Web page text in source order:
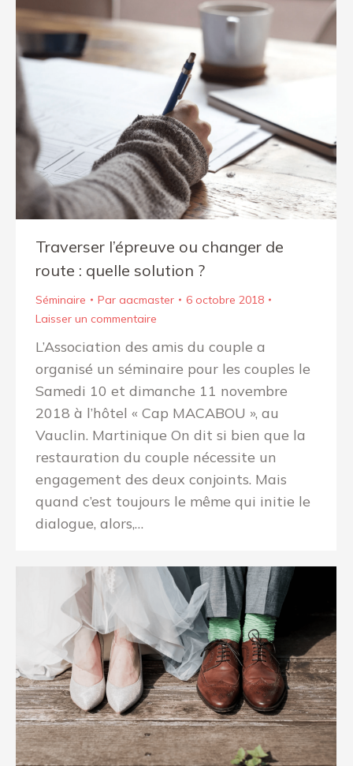
Traverser l’épreuve ou changer de
route : quelle solution ?
Séminaire Par aacmaster
6 octobre 2018
Laisser un commentaire
L’Association des amis du couple a
organisé un séminaire pour les couples le
Samedi 10 et dimanche 11 novembre
2018 à l’hôtel « Cap MACABOU », au
Vauclin. Martinique On dit si bien que la
restauration du couple nécessite un
engagement des deux conjoints. Mais
quand c’est toujours le même qui initie le
dialogue, alors,…